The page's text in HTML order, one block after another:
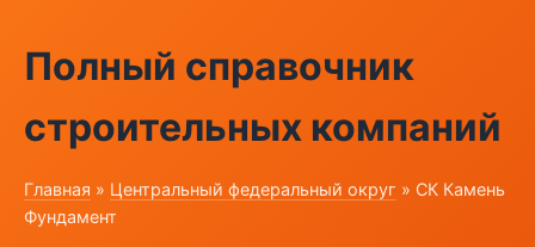
Полный справочник
строительных компаний
Главная » Центральный федеральный округ » СК Камень
Фундамент